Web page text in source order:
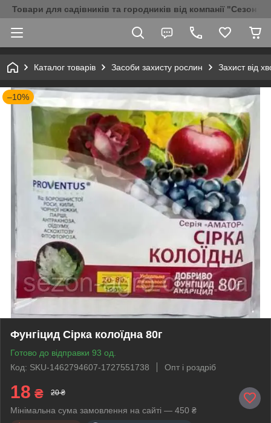
Товари для садівників та городників від компанії "Сезон
Каталог товарів Засоби захисту рослин Захист від
–10%
Фунгіцид Сірка колоїдна 80г
Готово до відправки 93 од.
Код: SKU-1462794607-1727551738
Опт і роздріб
18 ₴ 20 ₴
Мінімальна сума замовлення на сайті — 450 ₴